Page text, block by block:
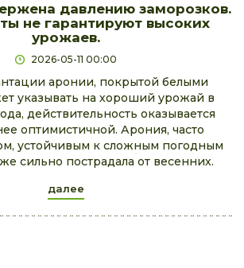
давлению заморозков.
не гарантируют высоких
урожаев.
2026-05-11 00:00
аронии, покрытой белыми
указывать на хороший урожай в
действительность оказывается
оптимистичной. Арония, часто
устойчивым к сложным погодным
сильно пострадала от весенних.
далее